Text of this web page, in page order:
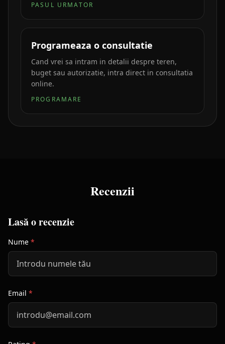
PASUL URMATOR
Programeaza o consultatie
Cand vrei sa intram in detalii despre teren,
buget sau autorizatie, intra direct in consultatia
online.
PROGRAMARE
Recenzii
Lasă o recenzie
Nume *
Email *